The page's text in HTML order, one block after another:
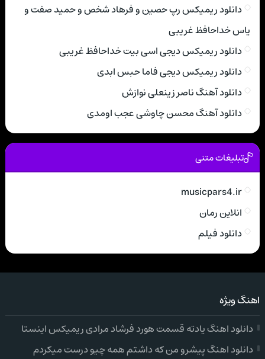
دانلود ریمیکس رپ حصین و فرهاد شخص و حمید صفت و
یاس خداحافظ غریبی
دانلود ریمیکس دیجی اسی بیت خداحافظ غریبی
دانلود ریمیکس دیجی فاما حبس ابدی
دانلود آهنگ ناصر زینعلی نوازش
دانلود آهنگ محسن چاوشی عجب اومدی
تبلیغات متنی
musicpars4.ir
انلاین رمان
دانلود فیلم
اهنگ ویژه
دانلود اهنگ یادته قسمت هورد فرشاد مرادی ریمیکس اینستا
دانلود اهنگ پیشرو من که داشتم همه چیو درست میکردم